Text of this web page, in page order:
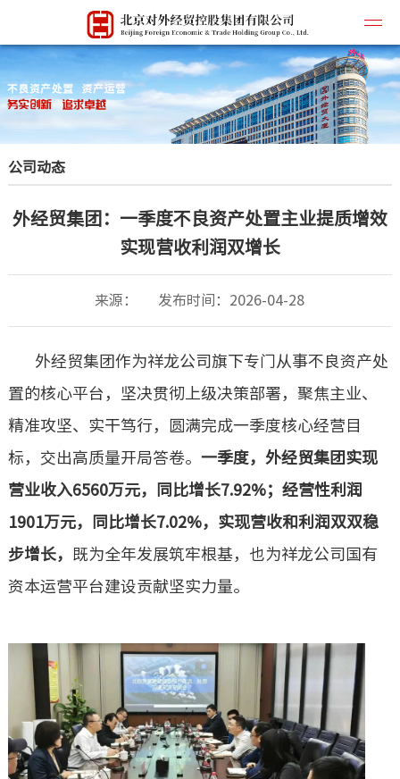
公司简
主营业
企业基
投资（
社会责
其他信
公司动态
外经贸集团：一季度不良资产处置主业提质增效
实现营收利润双增长
来源： 发布时间：2026-04-28
外经贸集团作为祥龙公司旗下专门从事不良资产处
置的核心平台，坚决贯彻上级决策部署，聚焦主业、
精准攻坚、实干笃行，圆满完成一季度核心经营目
标，交出高质量开局答卷。 一季度，外经贸集团实现
营业收入6560万元，同比增长7.92%；经营性利润
1901万元，同比增长7.02%，实现营收和利润双双稳
步增长，
既为全年发展筑牢根基，也为祥龙公司国有
资本运营平台建设贡献坚实力量。